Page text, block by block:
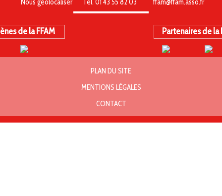
de la FFAM Partenaires de la
PLAN DU SITE
MENTIONS LÉGALES
CONTACT